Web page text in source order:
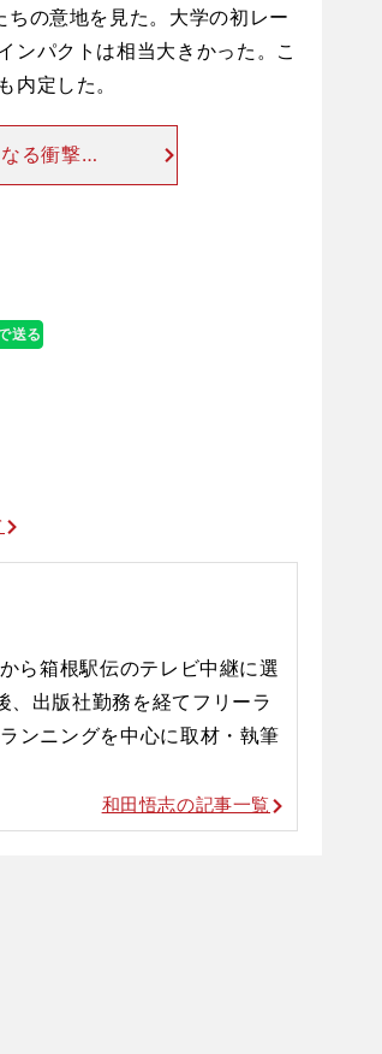
の意地を見た。大学の初レー
ンパクトは相当大きかった。こ
内定した。
る衝撃を
出場した
を走っ
送る
ら箱根駅伝のテレビ中継に選
、出版社勤務を経てフリーラ
ンニングを中心に取材・執筆
和田悟志の記事一覧